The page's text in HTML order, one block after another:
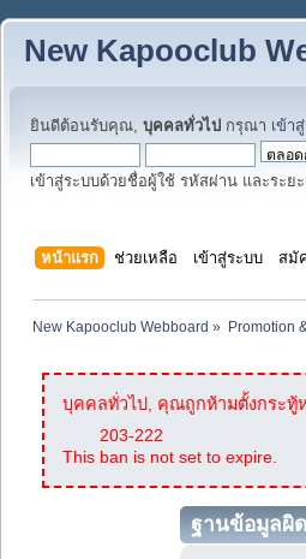
New Kapooclub
ยินดีต้อนรับคุณ, บุคคลทั่วไป กรุณา เข้า
เข้าสู่ระบบด้วยชื่อผู้ใช้ รหัสผ่าน และระย
หน้าแรก ช่วยเหลือ เข้าสู่ระบบ สมั
New Kapooclub Webboard » Promotion
บุคคลทั่วไป, คุณถูกห้ามตั้งกระทู้
203-222
This ban is not set to expire.
ฐานข้อมูลผิ